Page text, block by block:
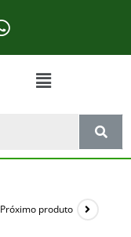
Próximo produto